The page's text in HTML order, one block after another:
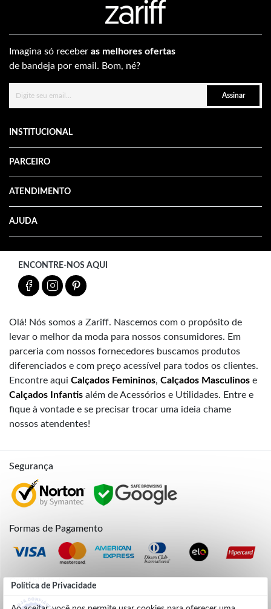
Política de Privacidade
Imagina só receber as melhores ofertas
de bandeja por email. Bom, né?
Assinar
INSTITUCIONAL
PARCEIRO
ATENDIMENTO
AJUDA
ENCONTRE-NOS AQUI
Olá! Nós somos a Zariff. Nascemos com o propósito de
levar o melhor da moda para nossos consumidores. Em
parceria com nossos fornecedores buscamos produtos
diferenciados e com preço acessível para todos os clientes.
Encontre aqui Calçados Femininos, Calçados Masculinos e
Calçados Infantis além de Acessórios e Utilidades. Entre e
fique à vontade e se precisar trocar uma ideia chame
nossos atendentes!
Segurança
Formas de Pagamento
Credibilidade